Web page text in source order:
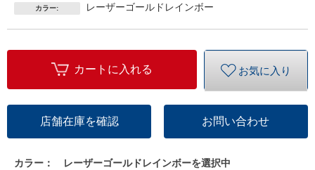
カラー: レーザーゴールドレインボー
カートに入れる お気に入り
店舗在庫を確認 お問い合わせ
カラー： レーザーゴールドレインボーを選択中